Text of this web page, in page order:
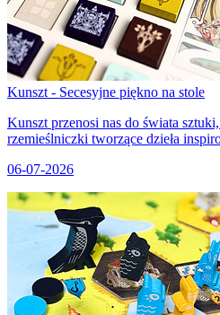
Kunszt - Secesyjne piękno na stole
Kunszt przenosi nas do świata
rzemieślniczki tworzące dzieła
06-07-2026